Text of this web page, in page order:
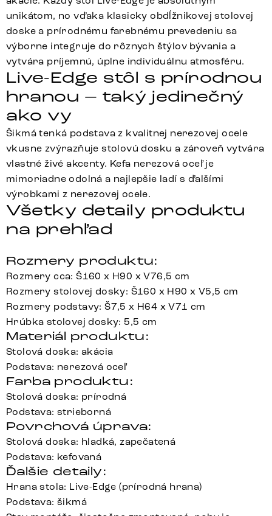
unikátom, no vďaka klasicky obdĺžnikovej stolovej
doske a prírodnému farebnému prevedeniu sa
výborne integruje do rôznych štýlov bývania a
vytvára príjemnú, úplne individuálnu atmosféru.
Live-Edge stôl s prírodnou
hranou – taký jedinečný
ako vy
Šikmá tenká podstava z kvalitnej nerezovej ocele
vkusne zvýrazňuje stolovú dosku a zároveň vytvára
vlastné živé akcenty. Kefa nerezová oceľ je
mimoriadne odolná a najlepšie ladí s ďalšími
výrobkami z nerezovej ocele.
Všetky detaily produktu
na prehľad
Rozmery produktu:
Rozmery cca: Š160 x H90 x V76,5 cm
Rozmery stolovej dosky: Š160 x H90 x V5,5 cm
Rozmery podstavy: Š7,5 x H64 x V71 cm
Hrúbka stolovej dosky: 5,5 cm
Materiál produktu:
Stolová doska: akácia
Podstava: nerezová oceľ
Farba produktu:
Stolová doska: prírodná
Podstava: strieborná
Povrchová úprava:
Stolová doska: hladká, zapečatená
Podstava: kefovaná
Ďalšie detaily:
Hrana stola: Live-Edge (prírodná hrana)
Podstava: šikmá